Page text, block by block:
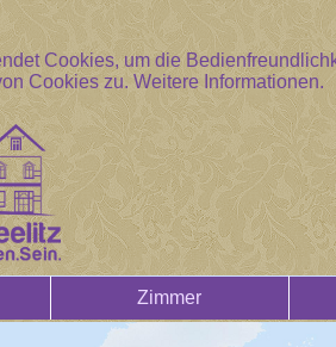
Cookies, um die
Cookies zu.Weitere Informationen.
Zimmer